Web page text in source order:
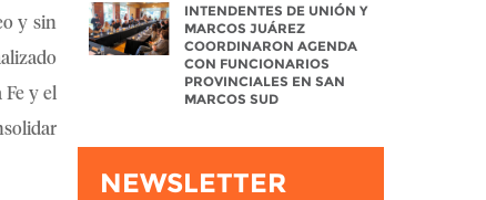
y sin
Fe y el
INTENDENTES DE UNIÓN Y
MARCOS JUÁREZ
COORDINARON AGENDA
CON FUNCIONARIOS
PROVINCIALES EN SAN
MARCOS SUD
NEWSLETTER